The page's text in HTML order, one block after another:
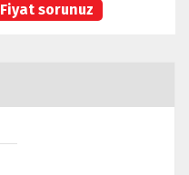
Fiyat sorunuz